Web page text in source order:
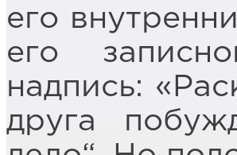
его
его
надпись:
друга